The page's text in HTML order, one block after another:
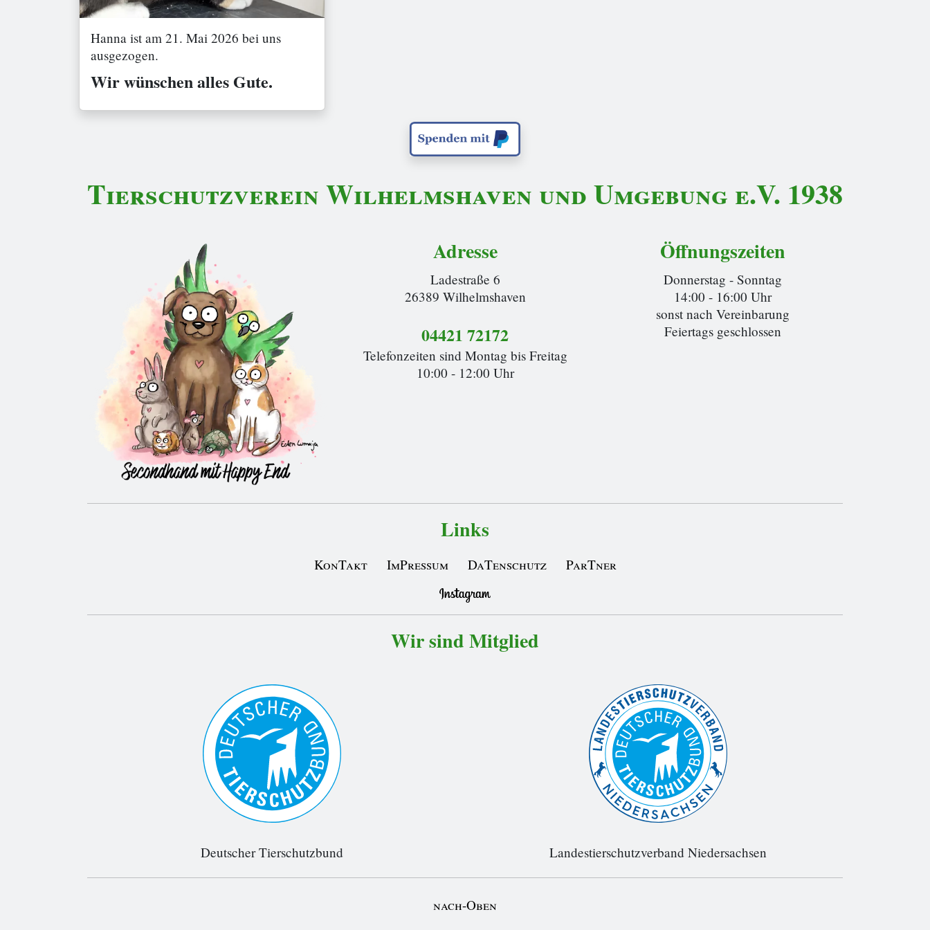
Hanna ist am 21. Mai 2026 bei uns
ausgezogen.
Wir wünschen alles Gute.
Tierschutzverein Wilhelmshaven und Umgebung e.V. 1938
Adresse
Ladestraße 6
26389 Wilhelmshaven
04421 72172
Telefonzeiten sind Montag bis Freitag
10:00 - 12:00 Uhr
Öffnungszeiten
Donnerstag - Sonntag
14:00 - 16:00 Uhr
sonst nach Vereinbarung
Feiertags geschlossen
Links
KonTakt ImPressum DaTenschutz ParTner
Wir sind Mitglied
Deutscher Tierschutzbund Landestierschutzverband Niedersachsen
nach-Oben